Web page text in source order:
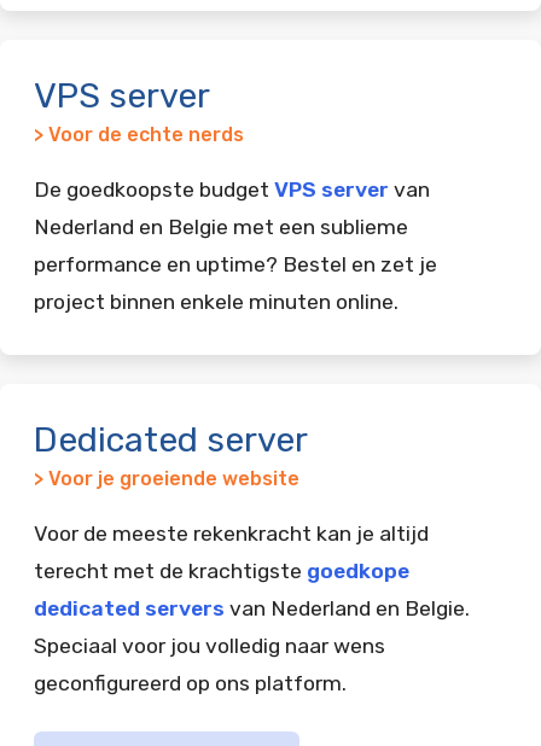
VPS server
> Voor de echte nerds
De goedkoopste budget VPS server van
Nederland en Belgie met een sublieme
performance en uptime? Bestel en zet je
project binnen enkele minuten online.
Dedicated server
> Voor je groeiende website
Voor de meeste rekenkracht kan je altijd
terecht met de krachtigste goedkope
dedicated servers van Nederland en Belgie.
Speciaal voor jou volledig naar wens
geconfigureerd op ons platform.